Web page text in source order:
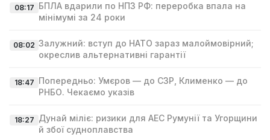
08:17 БПЛА вдарили по НПЗ РФ: переробка впала на
мінімумі за 24 роки
08:02 Залужний: вступ до НАТО зараз малоймовірний;
окреслив альтернативні гарантії
18:47 Попередньо: Умєров — до СЗР, Клименко — до
РНБО. Чекаємо указів
18:27 Дунай міліє: ризики для АЕС Румунії та Угорщини
й збої судноплавства